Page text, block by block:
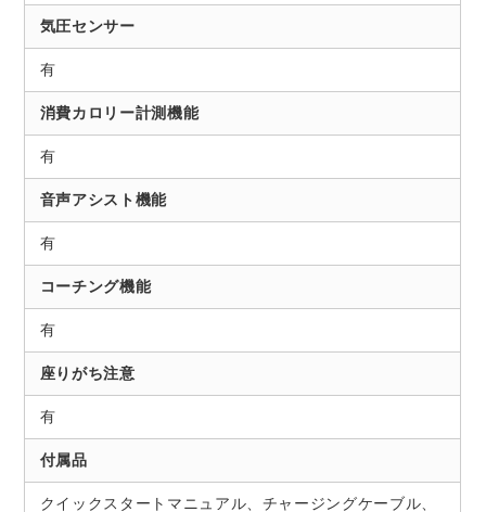
気圧センサー
有
消費カロリー計測機能
有
音声アシスト機能
有
コーチング機能
有
座りがち注意
有
付属品
クイックスタートマニュアル、チャージングケーブル、